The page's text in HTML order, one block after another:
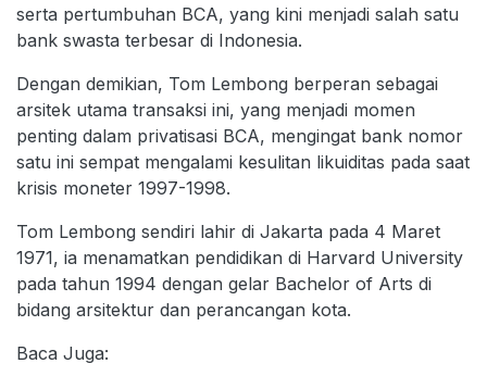
serta pertumbuhan BCA, yang kini menjadi salah satu
bank swasta terbesar di Indonesia.
Dengan demikian, Tom Lembong berperan sebagai
arsitek utama transaksi ini, yang menjadi momen
penting dalam privatisasi BCA, mengingat bank nomor
satu ini sempat mengalami kesulitan likuiditas pada saat
krisis moneter 1997-1998.
Tom Lembong sendiri lahir di Jakarta pada 4 Maret
1971, ia menamatkan pendidikan di Harvard University
pada tahun 1994 dengan gelar Bachelor of Arts di
bidang arsitektur dan perancangan kota.
Baca Juga: